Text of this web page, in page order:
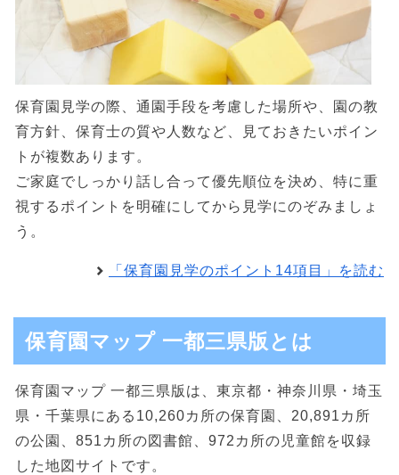
保育園見学の際、通園手段を考慮した場所や、園の教
育方針、保育士の質や人数など、見ておきたいポイン
トが複数あります。
ご家庭でしっかり話し合って優先順位を決め、特に重
視するポイントを明確にしてから見学にのぞみましょ
う。
「保育園見学のポイント14項目」を読む
保育園マップ 一都三県版とは
保育園マップ 一都三県版は、東京都・神奈川県・埼玉
県・千葉県にある10,260カ所の保育園、20,891カ所
の公園、851カ所の図書館、972カ所の児童館を収録
した地図サイトです。